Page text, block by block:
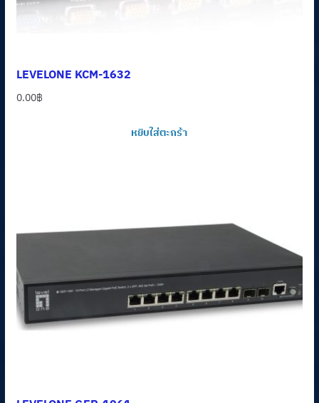
LEVELONE KCM-1632
0.00฿
หยิบใส่ตะกร้า